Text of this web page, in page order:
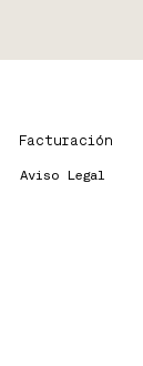
Facturación
Aviso Legal